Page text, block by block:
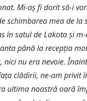
Mi-aș fi dorit să-i
schimbarea mea de la
în satul de Lakota și
până la recepția
nici nu era nevoie.
clădirii, ne-am privit
ultima noastră oară